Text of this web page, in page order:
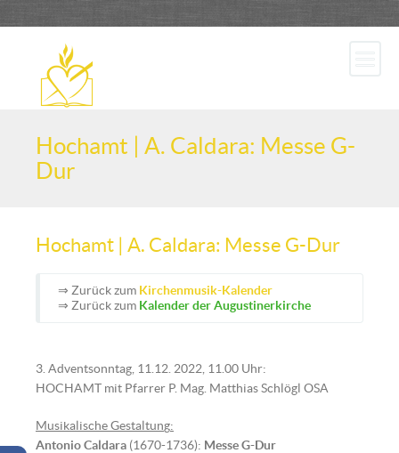
Hochamt | A. Caldara: Messe G-
Dur
Hochamt | A. Caldara: Messe G-Dur
⇒ Zurück zum Kirchenmusik-Kalender
⇒ Zurück zum Kalender der Augustinerkirche
3. Adventsonntag, 11.12. 2022, 11.00 Uhr:
HOCHAMT mit Pfarrer P. Mag. Matthias Schlögl OSA
Musikalische Gestaltung:
Antonio Caldara (1670-1736): Messe G-Dur